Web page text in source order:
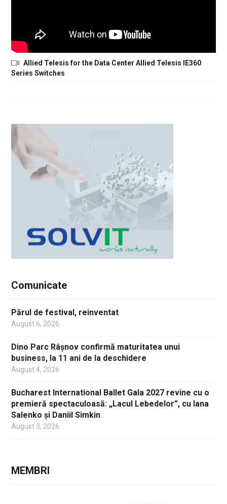
Allied Telesis for the Data Center Allied Telesis IE360
Series Switches
Comunicate
Părul de festival, reinventat
August 6, 2026
Dino Parc Râșnov confirmă maturitatea unui
business, la 11 ani de la deschidere
August 4, 2026
Bucharest International Ballet Gala 2027 revine cu o
premieră spectaculoasă: „Lacul Lebedelor”, cu Iana
Salenko și Daniil Simkin
August 3, 2026
MEMBRI